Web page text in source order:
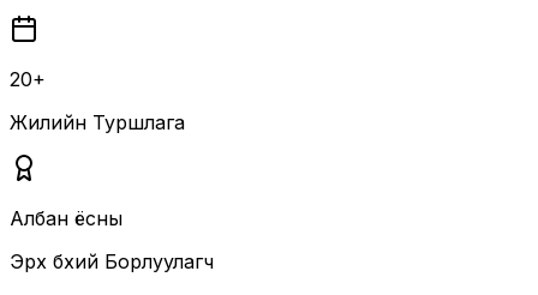
20+
Жилийн Туршлага
Албан ёсны
Эрх бүхий Борлуулагч